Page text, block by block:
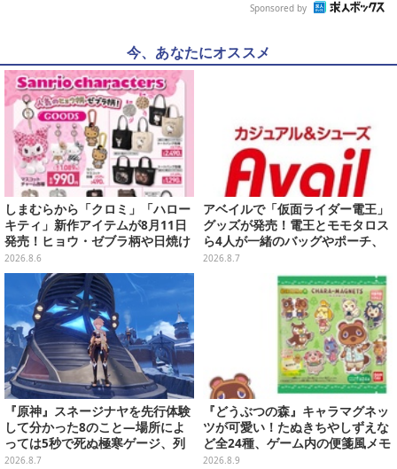
Sponsored by
今、あなたにオススメ
しまむらから「クロミ」「ハロー
キティ」新作アイテムが8月11日
発売！ヒョウ・ゼブラ柄や日焼け
デザインの可愛い雑貨・アパレル
など多数
2026.8.6
アベイルで「仮面ライダー電王」
グッズが発売！電王とモモタロス
ら4人が一緒のバッグやポーチ、
収納ボックスも
2026.8.7
『原神』スネージナヤを先行体験
して分かった8のこと―場所によ
っては5秒で死ぬ極寒ゲージ、列
車は“ダイナミック途中下車”可能
2026.8.7
『どうぶつの森』キャラマグネッ
ツが可愛い！たぬきちやしずえな
ど全24種、ゲーム内の便箋風メモ
カード全10種も
2026.8.9